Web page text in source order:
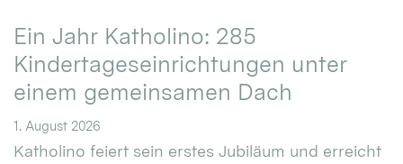
Ein Jahr Katholino: 285
Kindertageseinrichtungen unter
einem gemeinsamen Dach
1. August 2026
Katholino feiert sein erstes Jubiläum und erreicht